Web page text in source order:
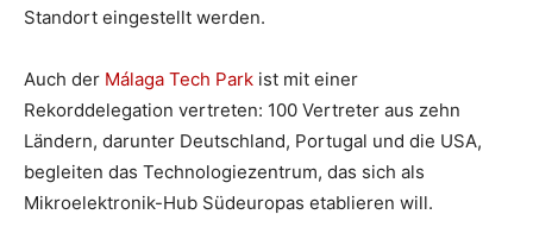
Standort eingestellt werden.
Auch der Málaga Tech Park ist mit einer
Rekorddelegation vertreten: 100 Vertreter aus zehn
Ländern, darunter Deutschland, Portugal und die USA,
begleiten das Technologiezentrum, das sich als
Mikroelektronik-Hub Südeuropas etablieren will.